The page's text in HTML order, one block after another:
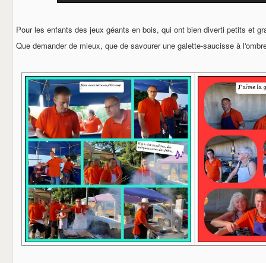
Pour les enfants des jeux géants en bois, qui ont bien diverti petits et
Que demander de mieux, que de savourer une galette-saucisse à